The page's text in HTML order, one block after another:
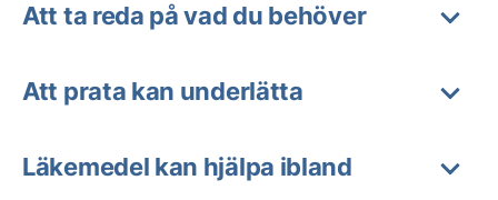
Att ta reda på vad du behöver
Att prata kan underlätta
Läkemedel kan hjälpa ibland